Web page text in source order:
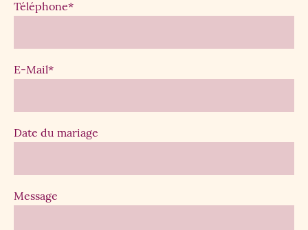
Téléphone*
E-Mail*
Date du mariage
Message